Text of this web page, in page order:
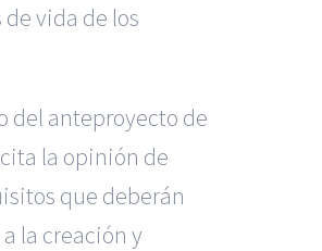
vida de los
del anteproyecto de
la opinión de
que deberán
la creación y